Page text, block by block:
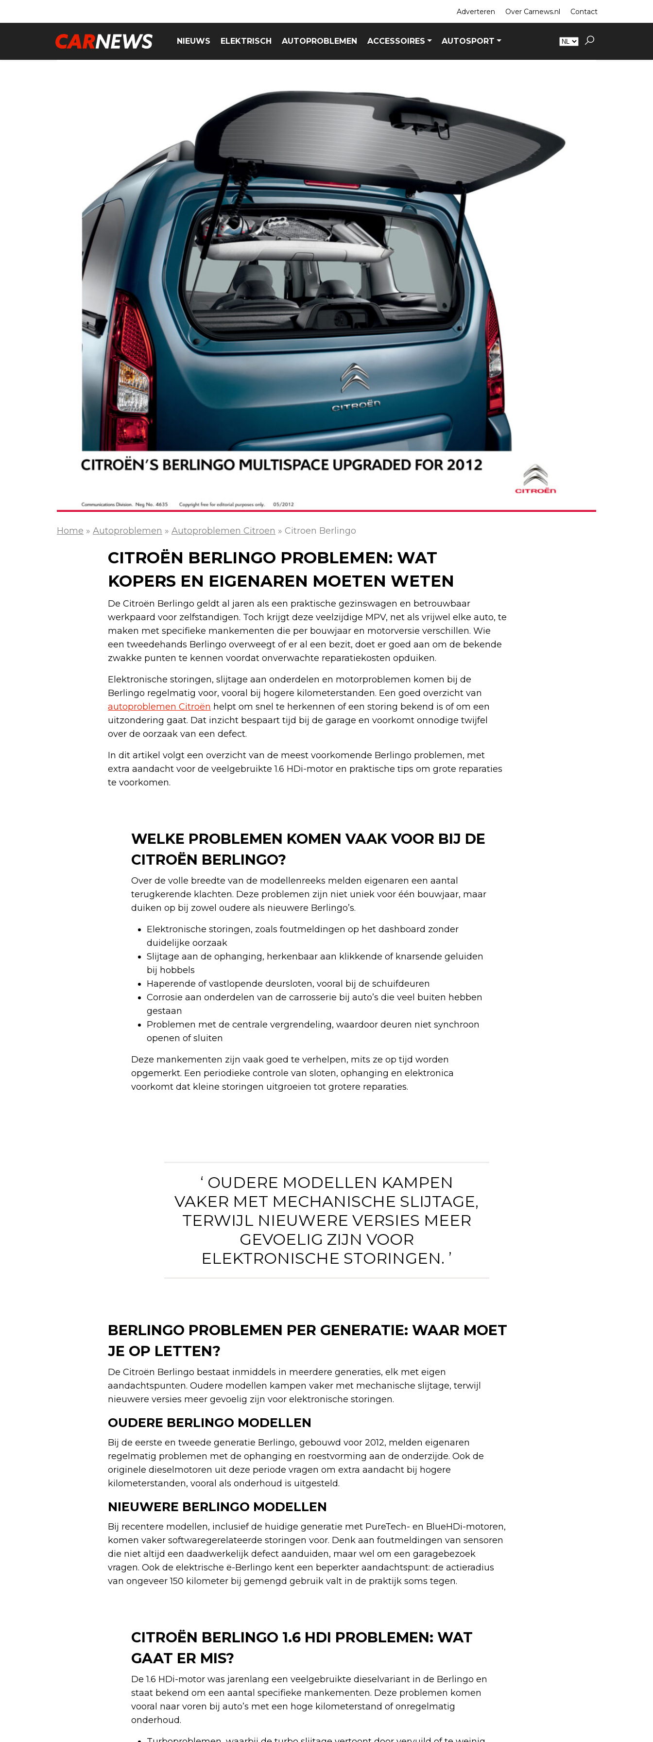
Adverteren Over Carnews.nl Contact
NIEUWS ELEKTRISCH AUTOPROBLEMEN ACCESSOIRES AUTOSPORT
Home » Autoproblemen » Autoproblemen Citroen » Citroen Berlingo
CITROËN BERLINGO PROBLEMEN: WAT
KOPERS EN EIGENAREN MOETEN WETEN
De Citroën Berlingo geldt al jaren als een praktische gezinswagen en betrouwbaar
werkpaard voor zelfstandigen. Toch krijgt deze veelzijdige MPV, net als vrijwel elke auto, te
maken met specifieke mankementen die per bouwjaar en motorversie verschillen. Wie
een tweedehands Berlingo overweegt of er al een bezit, doet er goed aan om de bekende
zwakke punten te kennen voordat onverwachte reparatiekosten opduiken.
Elektronische storingen, slijtage aan onderdelen en motorproblemen komen bij de
Berlingo regelmatig voor, vooral bij hogere kilometerstanden. Een goed overzicht van
autoproblemen Citroën helpt om snel te herkennen of een storing bekend is of om een
uitzondering gaat. Dat inzicht bespaart tijd bij de garage en voorkomt onnodige twijfel
over de oorzaak van een defect.
In dit artikel volgt een overzicht van de meest voorkomende Berlingo problemen, met
extra aandacht voor de veelgebruikte 1.6 HDi-motor en praktische tips om grote reparaties
te voorkomen.
WELKE PROBLEMEN KOMEN VAAK VOOR BIJ DE
CITROËN BERLINGO?
Over de volle breedte van de modellenreeks melden eigenaren een aantal
terugkerende klachten. Deze problemen zijn niet uniek voor één bouwjaar, maar
duiken op bij zowel oudere als nieuwere Berlingo’s.
Elektronische storingen, zoals foutmeldingen op het dashboard zonder
duidelijke oorzaak
Slijtage aan de ophanging, herkenbaar aan klikkende of knarsende geluiden
bij hobbels
Haperende of vastlopende deursloten, vooral bij de schuifdeuren
Corrosie aan onderdelen van de carrosserie bij auto’s die veel buiten hebben
gestaan
Problemen met de centrale vergrendeling, waardoor deuren niet synchroon
openen of sluiten
Deze mankementen zijn vaak goed te verhelpen, mits ze op tijd worden
opgemerkt. Een periodieke controle van sloten, ophanging en elektronica
voorkomt dat kleine storingen uitgroeien tot grotere reparaties.
‘ OUDERE MODELLEN KAMPEN
VAKER MET MECHANISCHE SLIJTAGE,
TERWIJL NIEUWERE VERSIES MEER
GEVOELIG ZIJN VOOR
ELEKTRONISCHE STORINGEN. ’
BERLINGO PROBLEMEN PER GENERATIE: WAAR MOET
JE OP LETTEN?
De Citroën Berlingo bestaat inmiddels in meerdere generaties, elk met eigen
aandachtspunten. Oudere modellen kampen vaker met mechanische slijtage, terwijl
nieuwere versies meer gevoelig zijn voor elektronische storingen.
OUDERE BERLINGO MODELLEN
Bij de eerste en tweede generatie Berlingo, gebouwd voor 2012, melden eigenaren
regelmatig problemen met de ophanging en roestvorming aan de onderzijde. Ook de
originele dieselmotoren uit deze periode vragen om extra aandacht bij hogere
kilometerstanden, vooral als onderhoud is uitgesteld.
NIEUWERE BERLINGO MODELLEN
Bij recentere modellen, inclusief de huidige generatie met PureTech- en BlueHDi-motoren,
komen vaker softwaregerelateerde storingen voor. Denk aan foutmeldingen van sensoren
die niet altijd een daadwerkelijk defect aanduiden, maar wel om een garagebezoek
vragen. Ook de elektrische ë-Berlingo kent een beperkter aandachtspunt: de actieradius
van ongeveer 150 kilometer bij gemengd gebruik valt in de praktijk soms tegen.
CITROËN BERLINGO 1.6 HDI PROBLEMEN: WAT
GAAT ER MIS?
De 1.6 HDi-motor was jarenlang een veelgebruikte dieselvariant in de Berlingo en
staat bekend om een aantal specifieke mankementen. Deze problemen komen
vooral naar voren bij auto’s met een hoge kilometerstand of onregelmatig
onderhoud.